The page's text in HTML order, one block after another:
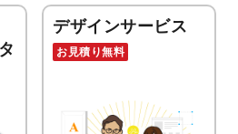
デザインサービス
お見積り無料